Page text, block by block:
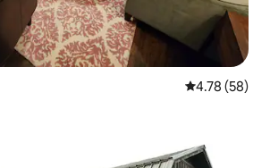
平均评分
4.78 (58)